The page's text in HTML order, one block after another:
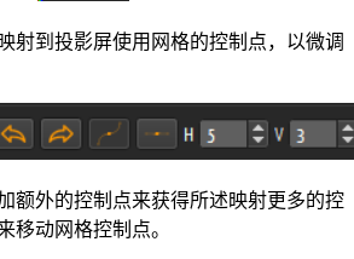
射到投影屏使用网格的控制点，以微调
额外的控制点来获得所述映射更多的控
移动网格控制点。